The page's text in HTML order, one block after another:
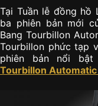
Tại Tuần lễ đồng hồ
ba phiên bản mới
Bang Tourbillon
Tourbillon phức tạp
phiên bản nổi
Tourbillon